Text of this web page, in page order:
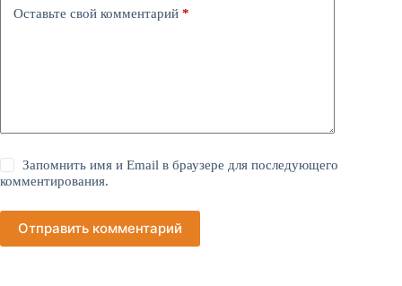
Оставьте свой комментарий *
Запомнить имя и Email в браузере для последующего
комментирования.
Отправить комментарий